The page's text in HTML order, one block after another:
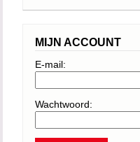
MIJN ACCOUNT
E-mail:
Wachtwoord: